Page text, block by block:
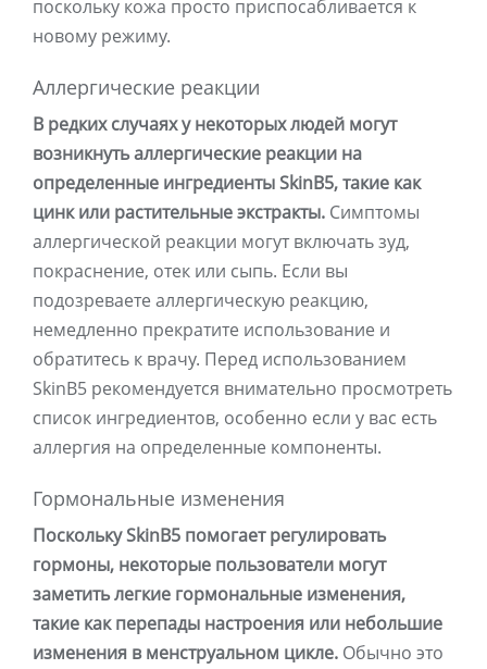
поскольку кожа просто приспосабливается к
новому режиму.
Аллергические реакции
В редких случаях у некоторых людей могут
возникнуть аллергические реакции на
определенные ингредиенты SkinB5, такие как
цинк или растительные экстракты. Симптомы
аллергической реакции могут включать зуд,
покраснение, отек или сыпь. Если вы
подозреваете аллергическую реакцию,
немедленно прекратите использование и
обратитесь к врачу. Перед использованием
SkinB5 рекомендуется внимательно просмотреть
список ингредиентов, особенно если у вас есть
аллергия на определенные компоненты.
Гормональные изменения
Поскольку SkinB5 помогает регулировать
гормоны, некоторые пользователи могут
заметить легкие гормональные изменения,
такие как перепады настроения или небольшие
изменения в менструальном цикле. Обычно это